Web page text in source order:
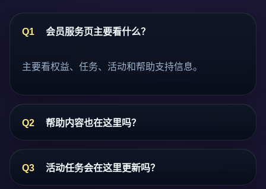
Q1 会员服务页主要看什么？
主要看权益、任务、活动和帮助支持信息。
Q2 帮助内容也在这里吗？
Q3 活动任务会在这里更新吗？